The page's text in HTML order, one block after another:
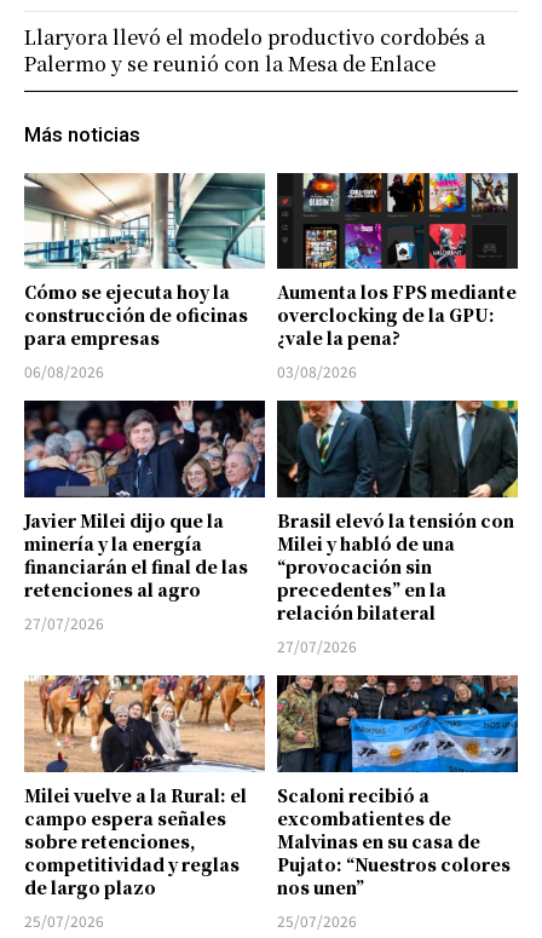
Más noticias
Cómo se ejecuta hoy la
construcción de oficinas
para empresas
06/08/2026
Aumenta los FPS mediante
overclocking de la GPU:
¿vale la pena?
03/08/2026
Javier Milei dijo que la
minería y la energía
financiarán el final de las
retenciones al agro
27/07/2026
Brasil elevó la tensión con
Milei y habló de una
“provocación sin
precedentes” en la
relación bilateral
27/07/2026
Milei vuelve a la Rural: el
campo espera señales
sobre retenciones,
competitividad y reglas
de largo plazo
25/07/2026
Scaloni recibió a
excombatientes de
Malvinas en su casa de
Pujato: “Nuestros colores
nos unen”
25/07/2026
Llaryora llevó el modelo productivo cordobés a
Palermo y se reunió con la Mesa de Enlace